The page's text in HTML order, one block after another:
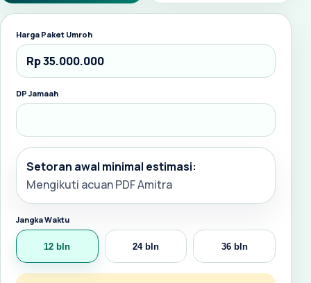
Harga Paket Umroh
DP Jamaah
Setoran awal minimal estimasi:
Mengikuti acuan PDF Amitra
Jangka Waktu
12 bln 24 bln 36 bln